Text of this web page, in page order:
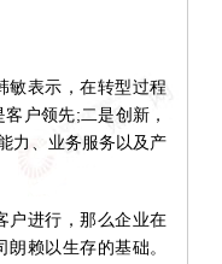
表示，在转型过程
户领先;二是创新，
力、业务服务以及产
进行，那么企业在
赖以生存的基础。